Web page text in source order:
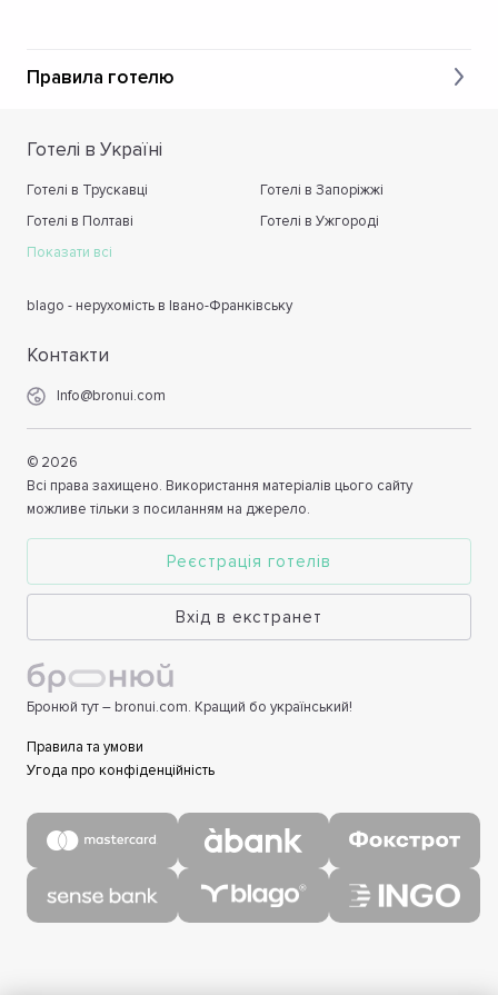
Правила готелю
Готелі в Україні
Готелі в Трускавці
Готелі в Запоріжжі
Готелі в Полтаві
Готелі в Ужгороді
Показати всі
blago - нерухомість в Івано-Франківську
Контакти
Info@bronui.com
© 2026
Всі права захищено. Використання матеріалів цього сайту
можливе тільки з посиланням на джерело.
Реєстрація готелів
Вхід в екстранет
Бронюй тут – bronui.com. Кращий бо український!
Правила та умови
Угода про конфіденційність